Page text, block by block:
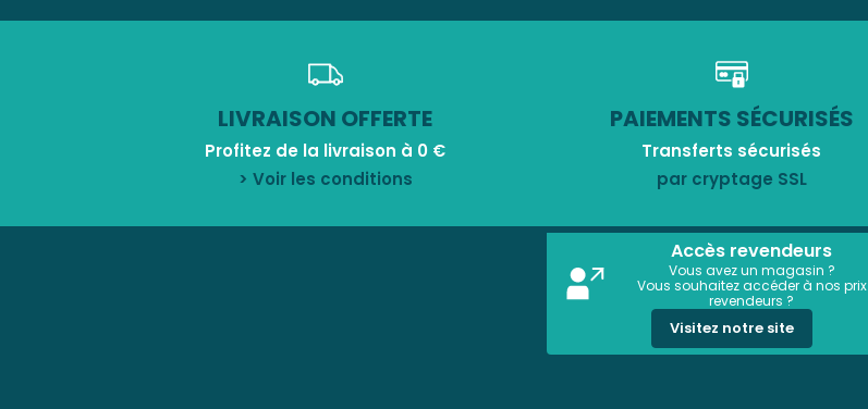
LIVRAISON OFFERTE
Profitez de la livraison à 0 €
> Voir les conditions
PAIEMENTS SÉCURISÉS
Transferts sécurisés
par cryptage SSL
Accès revendeurs
Vous avez un magasin ?
Vous souhaitez accéder à nos prix
revendeurs ?
Visitez notre site